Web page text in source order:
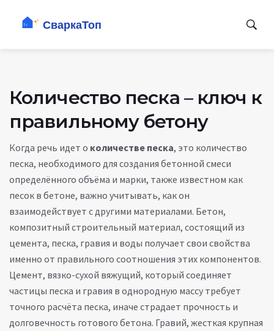
Количество песка – ключ к
правильному бетону
Когда речь идет о количестве песка, это количество
песка, необходимого для создания бетонной смеси
определённого объёма и марки, также известном как
песок в бетоне, важно учитывать, как он
взаимодействует с другими материалами. Бетон,
композитный строительный материал, состоящий из
цемента, песка, гравия и воды получает свои свойства
именно от правильного соотношения этих компонентов.
Цемент, вязко-сухой вяжущий, который соединяет
частицы песка и гравия в однородную массу требует
точного расчёта песка, иначе страдает прочность и
долговечность готового бетона. Гравий, жесткая крупная